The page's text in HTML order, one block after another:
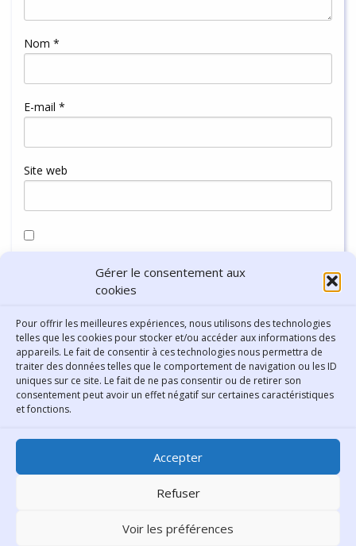
Gérer le consentement aux
cookies
Pour offrir les meilleures expériences, nous utilisons des technologies
telles que les cookies pour stocker et/ou accéder aux informations des
appareils. Le fait de consentir à ces technologies nous permettra de
traiter des données telles que le comportement de navigation ou les ID
uniques sur ce site. Le fait de ne pas consentir ou de retirer son
consentement peut avoir un effet négatif sur certaines caractéristiques
et fonctions.
Accepter
Refuser
Voir les préférences
Nom *
E-mail *
Site web
navigateur pour mon prochain commentaire.
Bibliothèque municipale de
Lyon
30 Boulevard Vivier-Merle